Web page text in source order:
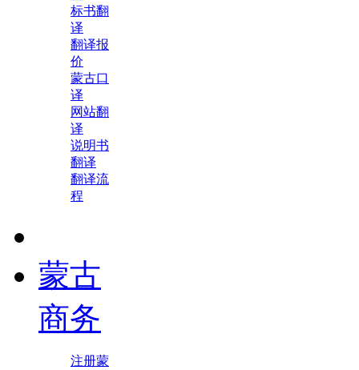
标书翻
译
翻译报
价
蒙古口
译
网站翻
译
说明书
翻译
翻译流
程
蒙古
商务
注册蒙